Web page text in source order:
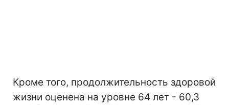
Кроме того, продолжительность здоровой
жизни оценена на уровне 64 лет - 60,3